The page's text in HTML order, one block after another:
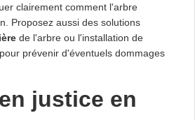
clairement comment l'arbre
Proposez aussi des solutions
de l'arbre ou l'installation de
pour prévenir d'éventuels dommages
justice en